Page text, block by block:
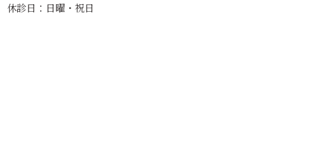
休診日：日曜・祝日